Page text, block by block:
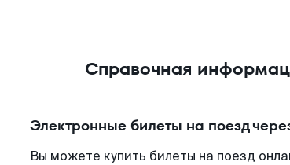
Справочная
Электронные билеты на поезд
Вы можете купить билеты на поезд